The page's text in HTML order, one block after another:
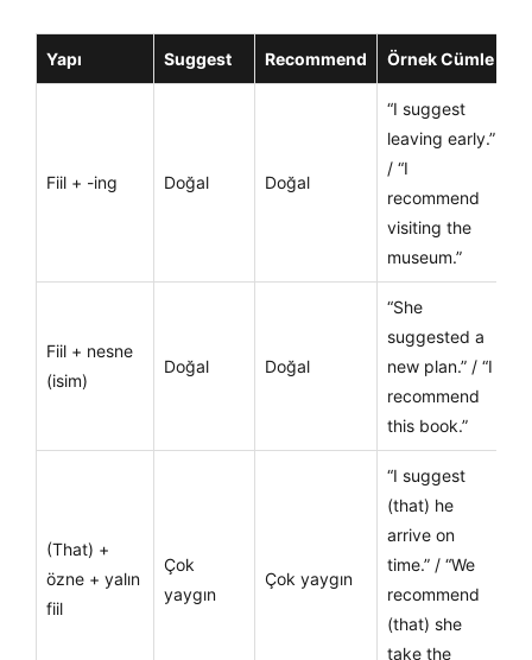
Yapı Suggest Recommend Örnek Cümle
Fiil + -ing Doğal Doğal
“I suggest
leaving early.”
/ “I
recommend
visiting the
museum.”
Fiil + nesne
(isim)
Doğal Doğal
“She
suggested a
new plan.” / “I
recommend
this book.”
(That) +
özne + yalın
fiil
Çok
yaygın
Çok yaygın
“I suggest
(that) he
arrive on
time.” / “We
recommend
(that) she
take the